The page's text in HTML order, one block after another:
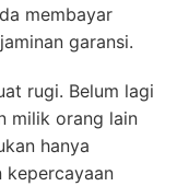
membayar
garansi.
rugi. Belum lagi
milik orang lain
hanya
kepercayaan